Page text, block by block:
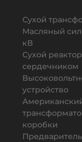
Сухой
Масляный
кВ
Сухой
сердечником
устройство
коробки